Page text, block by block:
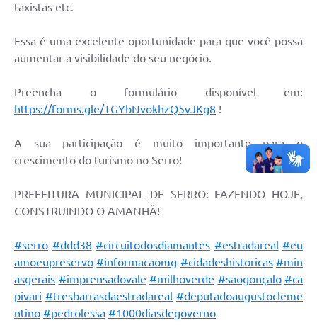
Galeria de Vídeos
Ouvidoria Municipal
Contato
Listagem de Contribuintes Inscritos na Dívida Ativa do
Município
taxistas etc.
Essa é uma excelente oportunidade para que você possa
aumentar a visibilidade do seu negócio.
Preencha o formulário disponível em:
https://forms.gle/TGYbNvokhzQ5vJKg8 !
A sua participação é muito importante para o
crescimento do turismo no Serro!
PREFEITURA MUNICIPAL DE SERRO: FAZENDO HOJE,
CONSTRUINDO O AMANHÃ!
#serro #ddd38 #circuitodosdiamantes #estradareal #eu
amoeupreservo #informacaomg #cidadeshistoricas #min
asgerais #imprensadovale #milhoverde #saogonçalo #ca
pivari #tresbarrasdaestradareal #deputadoaugustocleme
ntino #pedrolessa #1000diasdegoverno